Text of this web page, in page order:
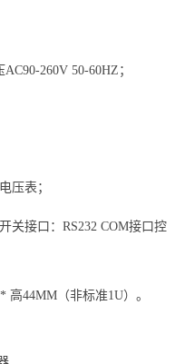
260V 50-60HZ；
压表；
关接口：RS232 COM接口控
高44MM（非标准1U）。